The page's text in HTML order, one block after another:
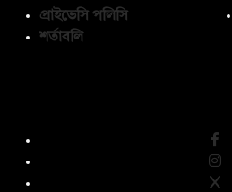
প্রাইভেসি পলিসি
শর্তাবলি